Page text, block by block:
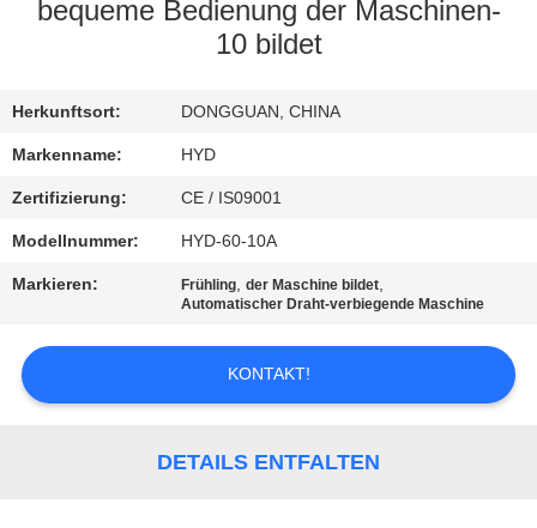
MIT
UNS
IN
VERBINDUNG
NACHRICHTEN
FORDERN
bequeme Bedienung der Maschinen-
10 bildet
Herkunftsort: DONGGUAN, CHINA
Markenname: HYD
Zertifizierung: CE / IS09001
Modellnummer: HYD-60-10A
Markieren: Frühling,der Maschine bildet,
Automatischer Draht-verbiegende Maschine
KONTAKT!
DETAILS ENTFALTEN